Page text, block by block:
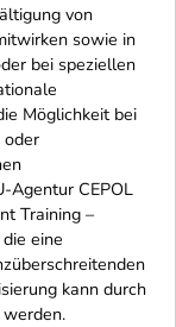
von
sowie in
bei speziellen
Möglichkeit bei
Agentur CEPOL
Training –
eine
kann durch